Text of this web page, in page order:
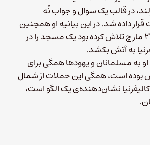
در قالب یک سوال و جواب نُه
داده شد. در این بیانیه او همچنین
تصدیق کرد که در ۲۴ مارچ تلاش کرده بود یک مسجد را در
به آتش بکشد.
به مسلمانان و یهودها همگی برای
بوده است، همگی این حملات از شمال
کالیفرنیا نشان‌دهنده‌ی یک الگو است،